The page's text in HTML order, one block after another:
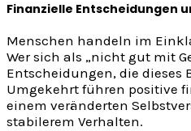
Finanzielle Entscheidungen
Menschen handeln im
Wer sich als „nicht gut mit
Entscheidungen, die dieses
Umgekehrt führen positive
einem veränderten
stabilerem Verhalten.